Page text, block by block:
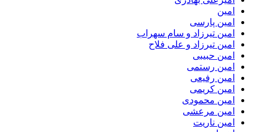
امین
امین پارسی
امین تیرزاد و سام سهراب
امین تیرزاد و علی فلاح
امین حبیبی
امین رستمی
امین رفیعی
امین کریمی
امین محمودی
امین مرعشی
امین ناریت